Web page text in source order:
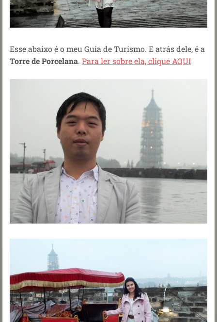
Esse abaixo é o meu Guia de Turismo. E atrás dele, é a
Torre de Porcelana. Para ler sobre ela, clique AQUI